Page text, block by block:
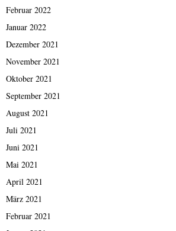
Februar 2022
Januar 2022
Dezember 2021
November 2021
Oktober 2021
September 2021
August 2021
Juli 2021
Juni 2021
Mai 2021
April 2021
März 2021
Februar 2021